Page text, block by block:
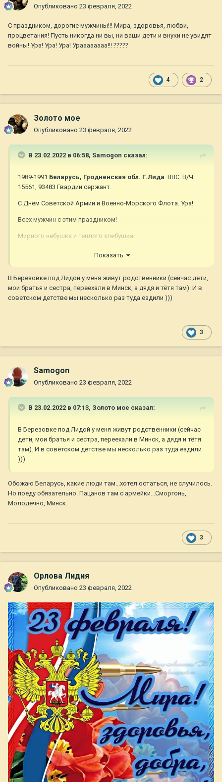
Опубликовано 23 февраля, 2022
С праздником, дорогие мужчины!!! Мира, здоровья, любви,
процветания! Пусть никогда ни вы, ни ваши дети и внуки не увидят
войны! Ура! Ура! Ура! Ураааааааа!!! ?????
4 2
Золото мое
Опубликовано 23 февраля, 2022
В 23.02.2022 в 06:58, Samogon сказал:
1989-1991 Беларусь, Гродненская обл. Г.Лида. ВВС. В/Ч
15561, 93483 Гвардии сержант.
С Днём Советской Армии и Военно-Морского Флота. Ура!
Всех мужчин с этим праздником!
Мирного небушка и теплого хлебушка!
Показать
В Березовке под Лидой у меня живут родственники (сейчас дети,
мои братья и сестра, переехали в Минск, а дядя и тётя там). И в
советском детстве мы несколько раз туда ездили )))
3
Samogon
Опубликовано 23 февраля, 2022
В 23.02.2022 в 07:13, Золото мое сказал:
В Березовке под Лидой у меня живут родственники (сейчас
дети, мои братья и сестра, переехали в Минск, а дядя и тётя
там). И в советском детстве мы несколько раз туда ездили
)))
Обожаю Беларусь, какие люди там...хотел остаться, не случилось.
Но поеду обязательно. Пацанов там с армейки...Сморгонь,
Молодечно, Минск.
3
Орлова Лидия
Опубликовано 23 февраля, 2022